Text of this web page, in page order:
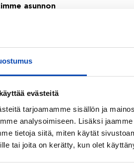
evästeitä
tarjoamamme sisällön ja
analysoimiseen. Lisäksi
tietoja siitä, miten käytät
tai joita on kerätty, kun olet
asunnon
ja etsimme juuri sinulle
nähdä vaivaa sen
myös esimerkiksi sijoitus-